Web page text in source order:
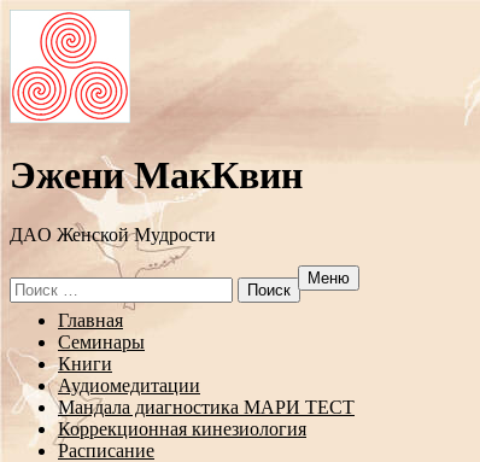
Эжени МакКвин
ДAO Женской Мудрости
Search
for:
Меню
Перейти
содержанию
Главная
Семинары
Книги
Аудиомедитации
Мандала диагностика МАРИ ТЕСТ
Коррекционная кинезиология
Расписание